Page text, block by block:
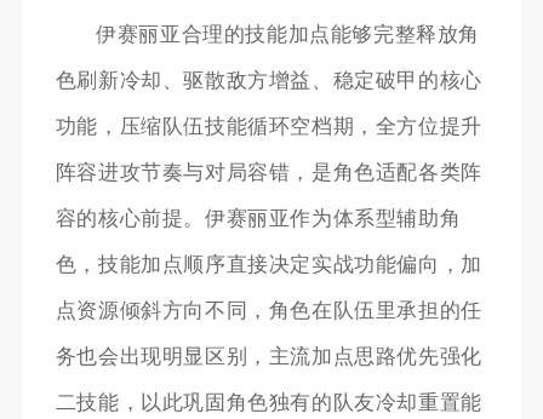
伊赛丽亚合理的技能加点能够完整释放角
色刷新冷却、驱散敌方增益、稳定破甲的核心
功能，压缩队伍技能循环空档期，全方位提升
阵容进攻节奏与对局容错，是角色适配各类阵
容的核心前提。伊赛丽亚作为体系型辅助角
色，技能加点顺序直接决定实战功能偏向，加
点资源倾斜方向不同，角色在队伍里承担的任
务也会出现明显区别，主流加点思路优先强化
二技能，以此巩固角色独有的队友冷却重置能